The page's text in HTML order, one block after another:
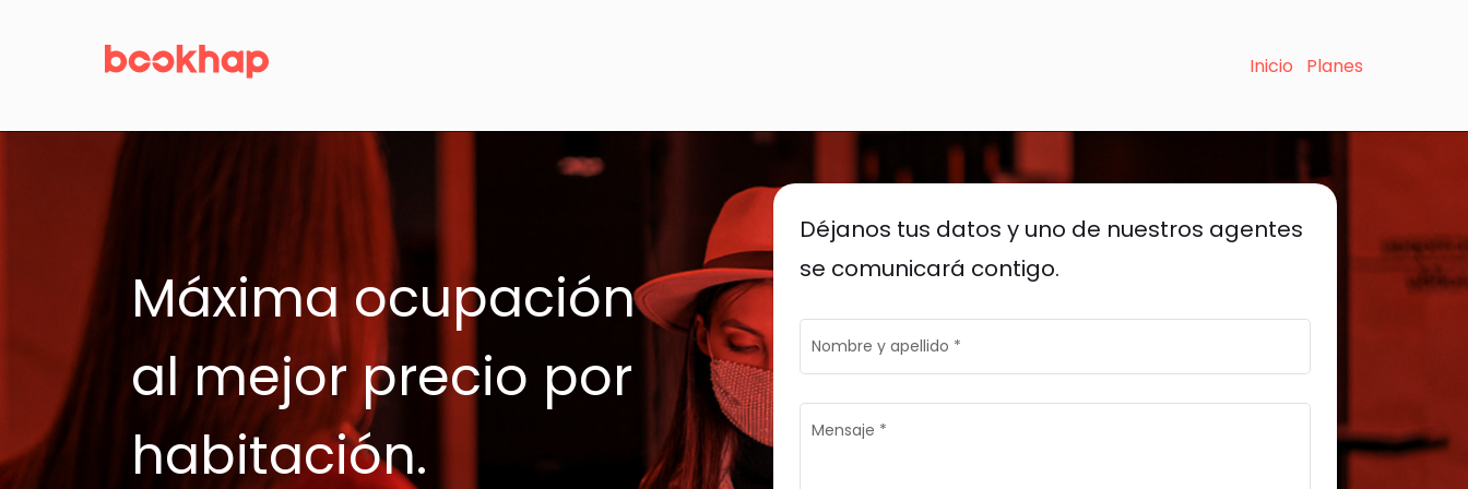
Inicio Planes
Máxima ocupación
al mejor precio por
habitación.
Déjanos tus datos y uno de nuestros agentes
se comunicará contigo.
Nombre y apellido *
Mensaje *